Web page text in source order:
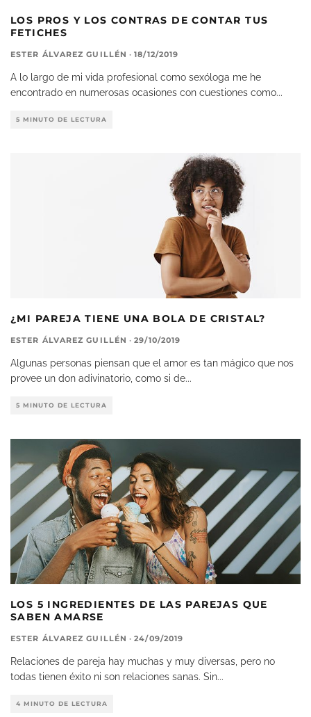
LOS PROS Y LOS CONTRAS DE CONTAR TUS
FETICHES
ESTER ÁLVAREZ GUILLÉN · 18/12/2019
A lo largo de mi vida profesional como sexóloga me he
encontrado en numerosas ocasiones con cuestiones como...
5 MINUTO DE LECTURA
¿MI PAREJA TIENE UNA BOLA DE CRISTAL?
ESTER ÁLVAREZ GUILLÉN · 29/10/2019
Algunas personas piensan que el amor es tan mágico que nos
provee un don adivinatorio, como si de...
5 MINUTO DE LECTURA
LOS 5 INGREDIENTES DE LAS PAREJAS QUE
SABEN AMARSE
ESTER ÁLVAREZ GUILLÉN · 24/09/2019
Relaciones de pareja hay muchas y muy diversas, pero no
todas tienen éxito ni son relaciones sanas. Sin...
4 MINUTO DE LECTURA